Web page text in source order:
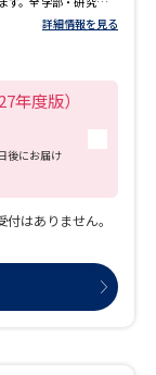
的な学びの環「学環」
詳細情報を見る
年度版）
後にお届け
はありません。